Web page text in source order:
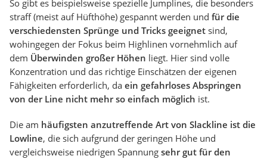
So gibt es beispielsweise spezielle Jumplines, die besonders
straff (meist auf Hüfthöhe) gespannt werden und für die
verschiedensten Sprünge und Tricks geeignet sind,
wohingegen der Fokus beim Highlinen vornehmlich auf
dem Überwinden großer Höhen liegt. Hier sind volle
Konzentration und das richtige Einschätzen der eigenen
Fähigkeiten erforderlich, da ein gefahrloses Abspringen
von der Line nicht mehr so einfach möglich ist.
Die am häufigsten anzutreffende Art von Slackline ist die
Lowline, die sich aufgrund der geringen Höhe und
vergleichsweise niedrigen Spannung sehr gut für den